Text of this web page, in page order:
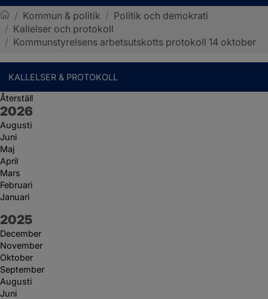
Sotenäs kommun
/ Kommun & politik / Politik och demokrati
/ Kallelser och protokoll
/ Kommunstyrelsens arbetsutskotts protokoll 14 oktober
KALLELSER & PROTOKOLL
Återställ
År:
2026
Augusti
Juni
Maj
April
Mars
Februari
Januari
År:
2025
December
November
Oktober
September
Augusti
Juni